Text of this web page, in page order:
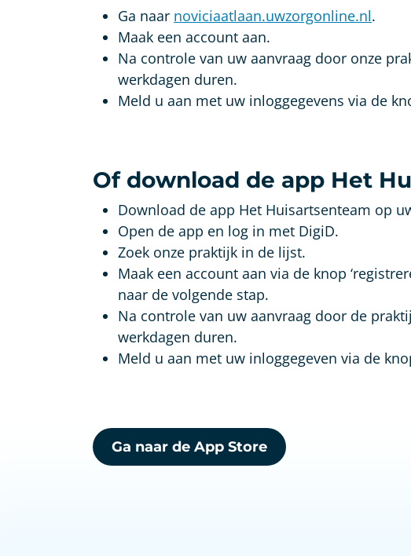
Ga naar noviciaatlaan.uwzorgonline.nl.
Maak een account aan.
Na controle van uw aanvraag door onze
werkdagen duren.
Meld u aan met uw inloggegevens via de
Of download de app Het
Download de app Het Huisartsenteam op
Open de app en log in met DigiD.
Zoek onze praktijk in de lijst.
Maak een account aan via de knop
naar de volgende stap.
Na controle van uw aanvraag door de
werkdagen duren.
Meld u aan met uw inloggegeven via de
Ga naar de App Store